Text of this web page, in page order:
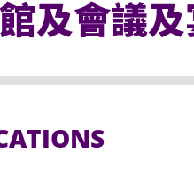
及會議